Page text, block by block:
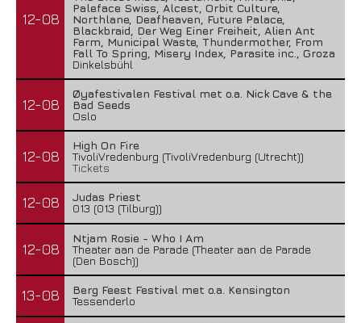
12-08
Paleface Swiss, Alcest, Orbit Culture,
Northlane, Deafheaven, Future Palace,
Blackbraid, Der Weg Einer Freiheit, Alien Ant
Farm, Municipal Waste, Thundermother, From
Fall To Spring, Misery Index, Parasite inc., Groza
Dinkelsbühl
12-08
Øyafestivalen Festival met o.a. Nick Cave & the
Bad Seeds
Oslo
12-08
High On Fire
TivoliVredenburg (TivoliVredenburg (Utrecht))
Tickets
12-08
Judas Priest
013 (013 (Tilburg))
12-08
Ntjam Rosie - Who I Am
Theater aan de Parade (Theater aan de Parade
(Den Bosch))
13-08
Berg Feest Festival met o.a. Kensington
Tessenderlo